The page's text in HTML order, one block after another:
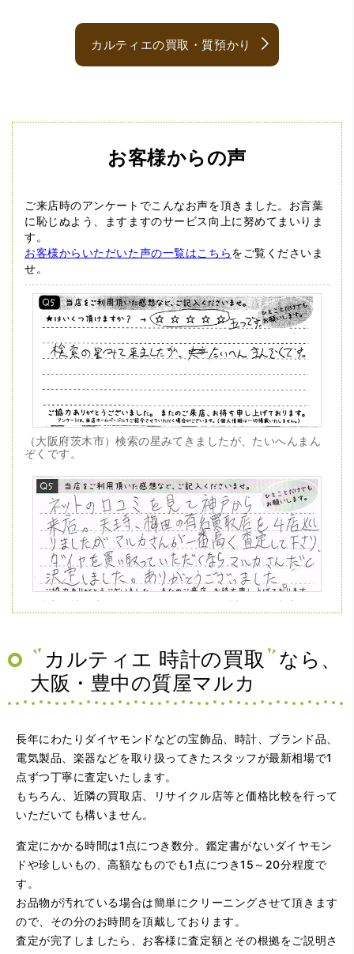
カルティエの買取・質預かり
お客様からの声
ご来店時のアンケートでこんなお声を頂きました。 お言葉
に恥じぬよう、ますますのサービス向上に努めてまいりま
す。
お客様からいただいた声の一覧はこちらをご覧くださいま
せ。
（大阪府茨木市）検索の星みてきましたが、たいへんまん
ぞくです。
（兵庫県神戸市）ネットの口コミを見て神戸から来店。天
王寺、梅田の有名買取店を4店巡りましたがマルカさんが一
（大阪府大阪市）問い合わせから非常に分かり易く、安心
りました。
カルティエ 時計の買取
なら、
大阪・豊中の質屋マルカ
長年にわたりダイヤモンドなどの宝飾品、時計、ブランド品、
電気製品、楽器などを取り扱ってきたスタッフが最新相場で1
点ずつ丁寧に査定いたします。
もちろん、近隣の買取店、リサイクル店等と価格比較を行って
いただいても構いません。
査定にかかる時間は1点につき数分。鑑定書がないダイヤモン
ドや珍しいもの、高額なものでも1点につき15～20分程度で
す。
お品物が汚れている場合は簡単にクリーニングさせて頂きます
ので、その分のお時間を頂戴しております。
査定が完了しましたら、お客様に査定額とその根拠をご説明さ